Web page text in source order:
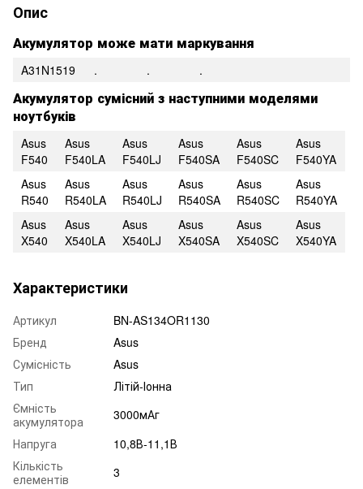
Опис
Акумулятор може мати маркування
A31N1519 . . .
Акумулятор сумісний з наступними моделями
ноутбуків
Asus
F540
Asus
F540LA
Asus
F540LJ
Asus
F540SA
Asus
F540SC
Asus
F540YA
Asus
R540
Asus
R540LA
Asus
R540LJ
Asus
R540SA
Asus
R540SC
Asus
R540YA
Asus
X540
Asus
X540LA
Asus
X540LJ
Asus
X540SA
Asus
X540SC
Asus
X540YA
Характеристики
Артикул
BN-AS134OR1130
Бренд
Asus
Сумісність
Asus
Тип
Літій-Іонна
Ємність
акумулятора
3000мАг
Напруга
10,8В-11,1В
Кількість
елементів
3